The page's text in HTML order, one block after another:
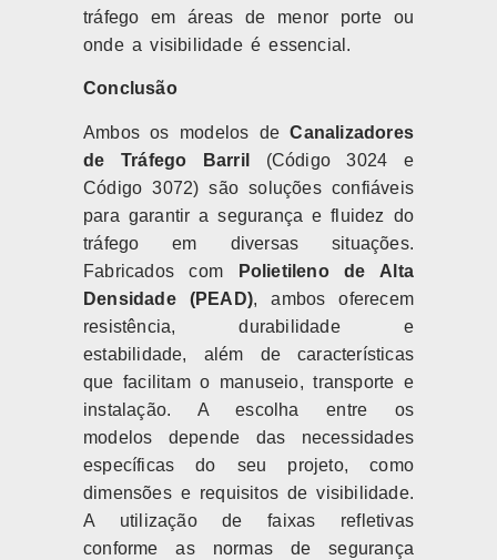
tráfego em áreas de menor porte ou
onde a visibilidade é essencial.
Conclusão
Ambos os modelos deCanalizadores
de Tráfego Barril
(Código 3024 e
Código 3072) são soluções confiáveis
para garantir a segurança e fluidez do
tráfego em diversas situações.
Fabricados com
Polietileno de Alta
Densidade (PEAD), ambos oferecem
resistência, durabilidade e
estabilidade, além de características
que facilitam o manuseio, transporte e
instalação. A escolha entre os
modelos depende das necessidades
específicas do seu projeto, como
dimensões e requisitos de visibilidade.
A utilização de faixas refletivas
conforme as normas de segurança